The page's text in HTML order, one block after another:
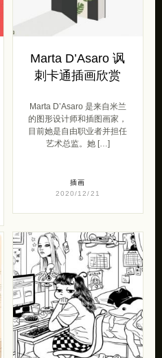
Marta D’Asaro 讽
刺卡通插画欣赏
Marta D’Asaro 是来自米兰
的图形设计师和插图画家，
目前她是自由职业者并担任
艺术总监。她 […]
插画
2020/12/21